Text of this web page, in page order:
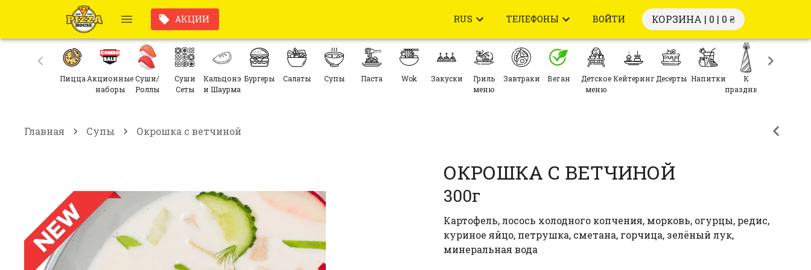
АКЦИИ RUS ТЕЛЕФОНЫ ВОЙТИ КОРЗИНА | 0 | 0 ₴
Пицца Акционные
наборы
Суши/
Роллы
Суши
Сеты
Кальцонэ
и Шаурма
Бургеры Салаты Супы Паста Wok Закуски
Гриль
меню
Завтраки Веган
Детское
меню
Кейтеринг Десерты Напитки
К
празднику
Главная Супы Окрошка с ветчиной
ОКРОШКА С ВЕТЧИНОЙ
300г
Картофель, лосось холодного копчения, морковь, огурцы, редис,
куриное яйцо, петрушка, сметана, горчица, зелёный лук,
минеральная вода